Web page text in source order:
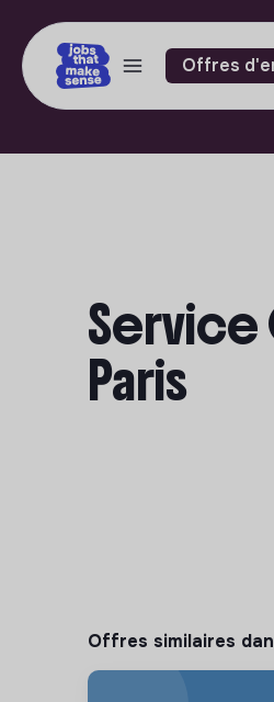
Offres
Service
Paris
Offres similaires